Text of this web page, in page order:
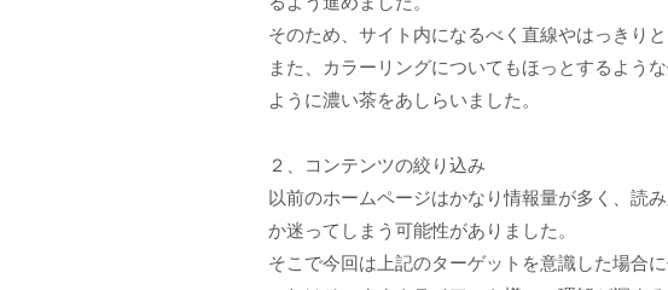
そのため、サイト内になるべく直線やはっきり
また、カラーリングについてもほっとするよう
ように濃い茶をあしらいました。
２、コンテンツの絞り込み
以前のホームページはかなり情報量が多く、読
か迷ってしまう可能性がありました。
そこで今回は上記のターゲットを意識した場合